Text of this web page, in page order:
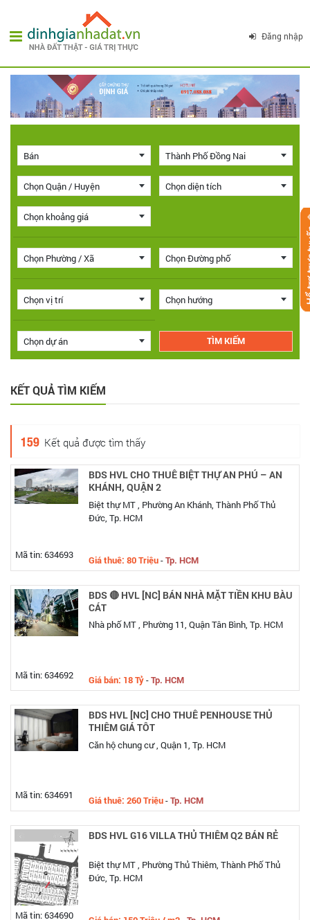
Đăng nhập
Bán Thành Phố Đồng Nai
Chọn Quận / Huyện Chọn diện tích
Chọn khoảng giá
Chọn Phường / Xã Chọn Đường phố
Chọn vị trí Chọn hướng
Chọn dự án
KẾT QUẢ TÌM KIẾM
159 Kết quả được tìm thấy
Mã tin: 634693
BDS HVL CHO THUÊ BIỆT THỰ AN PHÚ – AN
KHÁNH, QUẬN 2
Biệt thự MT , Phường An Khánh, Thành Phố Thủ
Đức, Tp. HCM
Giá thuê: 80 Triệu-Tp. HCM
Mã tin: 634692
BDS 🔴 HVL [NC] BÁN NHÀ MẶT TIỀN KHU BÀU
CÁT
Nhà phố MT , Phường 11, Quận Tân Bình, Tp. HCM
Giá bán: 18 Tỷ-Tp. HCM
Mã tin: 634691
BDS HVL [NC] CHO THUÊ PENHOUSE THỦ
THIÊM GIÁ TÔT
Căn hộ chung cư , Quận 1, Tp. HCM
Giá thuê: 260 Triệu-Tp. HCM
Mã tin: 634690
BDS HVL G16 VILLA THỦ THIÊM Q2 BÁN RẺ
Biệt thự MT , Phường Thủ Thiêm, Thành Phố Thủ
Đức, Tp. HCM